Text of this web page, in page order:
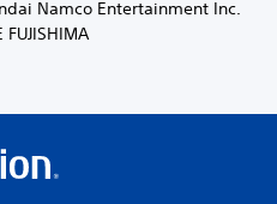
Namco Entertainment Inc.
FUJISHIMA